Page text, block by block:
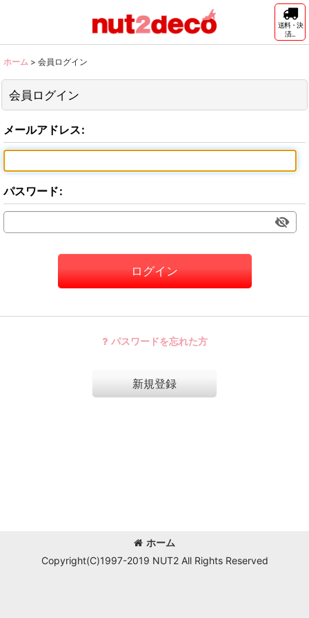
送料・決
済...
ホーム > 会員ログイン
会員ログイン
メールアドレス:
パスワード:
ログイン
パスワードを忘れた方
新規登録
ホーム
Copyright(C)1997-2019 NUT2 All Rights Reserved